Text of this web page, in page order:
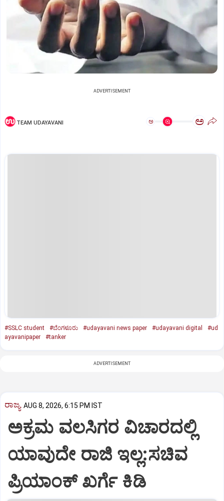
ADVERTISEMENT
TEAM UDAYAVANI ಅ ಅ
#SSLC student #ಬೆಂಗಳೂರು #udayavani news paper #udayavani digital
#ud
ayavanipaper
#tanker
ADVERTISEMENT
ರಾಜ್ಯ AUG 8, 2026, 6:15 PM IST
ಅಕ್ರಮ ವಲಸಿಗರ ವಿಚಾರದಲ್ಲಿ
ಯಾವುದೇ ರಾಜಿ ಇಲ್ಲ:ಸಚಿವ
ಪ್ರಿಯಾಂಕ್ ಖರ್ಗೆ ಕಿಡಿ